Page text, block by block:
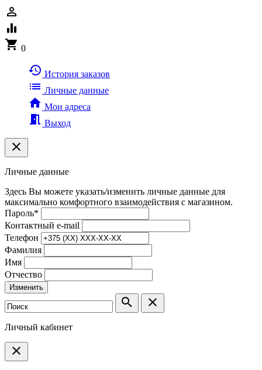
person_outline
equalizer
shopping_cart 0
history История заказов
list Личные данные
home Мои адреса
meeting_room Выход
clear
Личные данные
Здесь Вы можете указать/изменить личные данные для
максимально комфортного взаимодействия с магазином.
Пароль*
Контактный e-mail
Телефон
Фамилия
Имя
Отчество
Изменить
search clear
Личный кабинет
clear